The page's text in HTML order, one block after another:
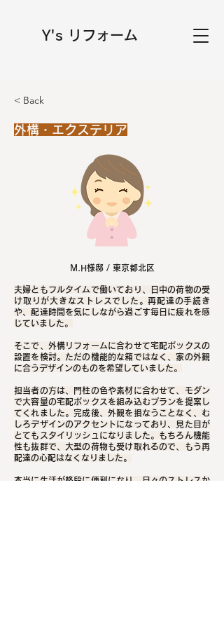
Y's リフォーム
< Back
外構・エクステリア
M.H様邸 / 東京都北区
夫婦ともフルタイムで働いており、日中の荷物の受
け取りが大きなストレスでした。再配達の手続き
や、配達時間を気にしながら過ごす毎日に疲れを感
じていました。
そこで、外構リフォームに合わせて宅配ボックスの
設置を検討。ただの機能的な箱ではなく、家の外観
に合うデザインのものを希望していました。
担当者の方は、門柱の色や素材に合わせて、モダン
で大容量の宅配ボックスを組み込むプランを提案し
てくれました。完成後、外観を損なうことなく、む
しろデザインのアクセントになっており、見た目が
とてもスタイリッシュになりました。もちろん機能
性も抜群で、大型の荷物も受け取れるので、もう再
配達の心配はなくなりました。
本当に生活が格段に便利になり、日々のストレスか